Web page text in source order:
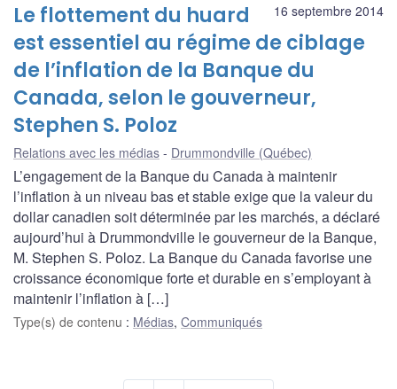
16 septembre 2014
Le flottement du huard
est essentiel au régime de ciblage
de l’inflation de la Banque du
Canada, selon le gouverneur,
Stephen S. Poloz
Relations avec les médias Drummondville (Québec)
L’engagement de la Banque du Canada à maintenir
l’inflation à un niveau bas et stable exige que la valeur du
dollar canadien soit déterminée par les marchés, a déclaré
aujourd’hui à Drummondville le gouverneur de la Banque,
M. Stephen S. Poloz. La Banque du Canada favorise une
croissance économique forte et durable en s’employant à
maintenir l’inflation à […]
Type(s) de contenu : Médias, Communiqués